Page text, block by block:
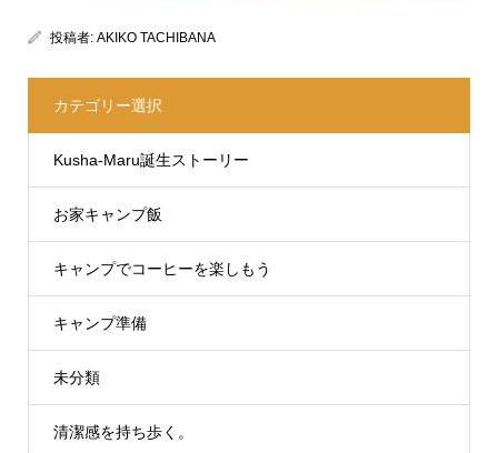
投稿者: AKIKO TACHIBANA
カテゴリー選択
Kusha-Maru誕生ストーリー
お家キャンプ飯
キャンプでコーヒーを楽しもう
キャンプ準備
未分類
清潔感を持ち歩く。